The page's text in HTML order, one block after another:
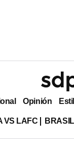
Opinión
VS LAFC